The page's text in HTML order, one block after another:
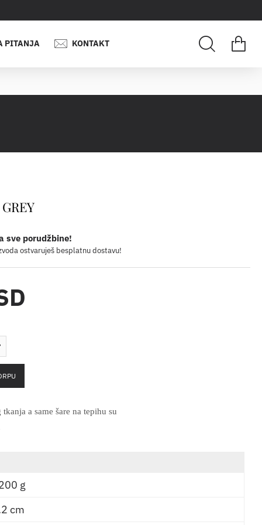
PITANJA KONTAKT
sve porudžbine!
ostvaruješ besplatnu dostavu!
a same šare na tepihu su
g
cm